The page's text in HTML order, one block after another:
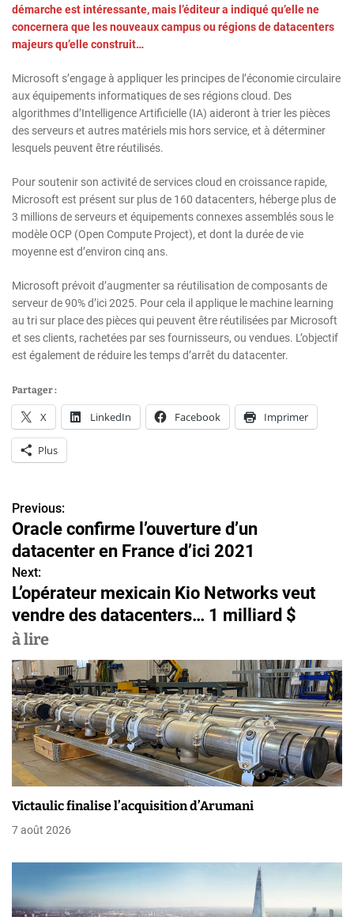
démarche est intéressante, mais l’éditeur a indiqué qu’elle ne
concernera que les nouveaux campus ou régions de datacenters
majeurs qu’elle construit…
Microsoft s’engage à appliquer les principes de l’économie circulaire
aux équipements informatiques de ses régions cloud. Des
algorithmes d’Intelligence Artificielle (IA) aideront à trier les pièces
des serveurs et autres matériels mis hors service, et à déterminer
lesquels peuvent être réutilisés.
Pour soutenir son activité de services cloud en croissance rapide,
Microsoft est présent sur plus de 160 datacenters, héberge plus de
3 millions de serveurs et équipements connexes assemblés sous le
modèle OCP (Open Compute Project), et dont la durée de vie
moyenne est d’environ cinq ans.
Microsoft prévoit d’augmenter sa réutilisation de composants de
serveur de 90% d’ici 2025. Pour cela il applique le machine learning
au tri sur place des pièces qui peuvent être réutilisées par Microsoft
et ses clients, rachetées par ses fournisseurs, ou vendues. L’objectif
est également de réduire les temps d’arrêt du datacenter.
Partager :
X LinkedIn Facebook Imprimer
Plus
N
a
v
i
g
a
t
i
o
n
d
’
Previous:
Oracle confirme l’ouverture d’un
datacenter en France d’ici 2021
Next:
L’opérateur mexicain Kio Networks veut
vendre des datacenters… 1 milliard $
à lire
Victaulic finalise l’acquisition d’Arumani
7 août 2026